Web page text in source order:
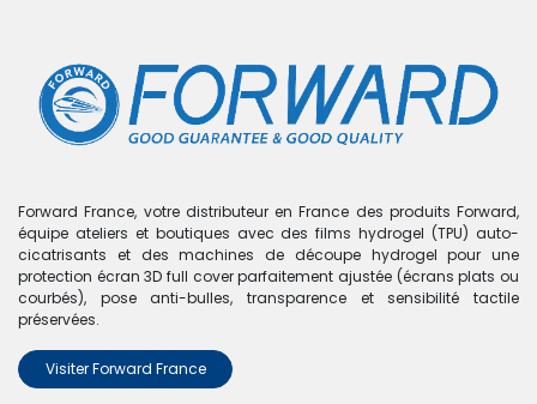
Boutique 0 articles trouvés.
Nous n'avons trouvé aucun
produit !
Aucun produit défini dans la catégoriePate rebillage.
Forward France, votre distributeur en France des produits Forward,
équipe ateliers et boutiques avec des films hydrogel (TPU) auto-
cicatrisants et des machines de découpe hydrogel pour une
protection écran 3D full cover parfaitement ajustée (écrans plats ou
courbés), pose anti-bulles, transparence et sensibilité tactile
préservées.
Visiter Forward France